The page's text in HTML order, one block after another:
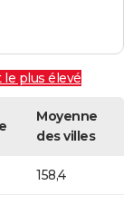
le plus élevé
Moyenne
des villes
158,4